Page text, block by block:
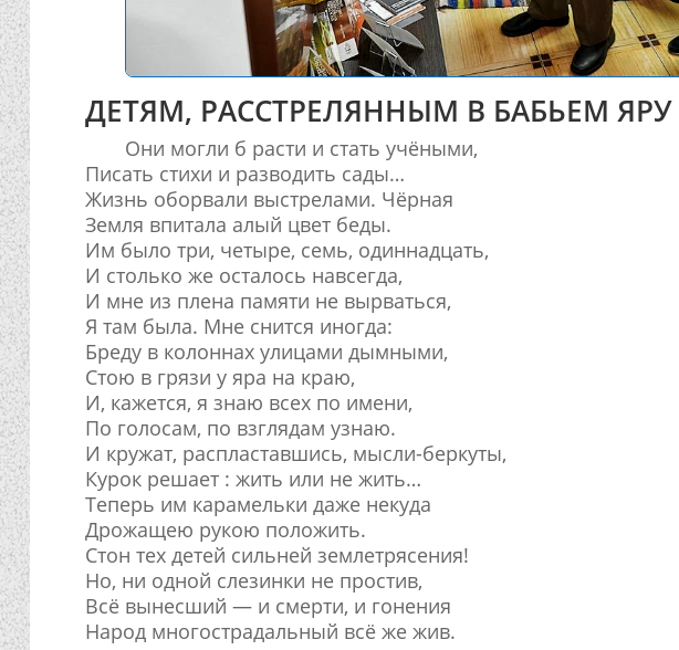
ДЕТЯМ, РАССТРЕЛЯННЫМ В БАБЬЕМ ЯРУ
Они могли б расти и стать учёными,
Писать стихи и разводить сады…
Жизнь оборвали выстрелами. Чёрная
Земля впитала алый цвет беды.
Им было три, четыре, семь, одиннадцать,
И столько же осталось навсегда,
И мне из плена памяти не вырваться,
Я там была. Мне снится иногда:
Бреду в колоннах улицами дымными,
Стою в грязи у яра на краю,
И, кажется, я знаю всех по имени,
По голосам, по взглядам узнаю.
И кружат, распластавшись, мысли-беркуты,
Курок решает : жить или не жить…
Теперь им карамельки даже некуда
Дрожащею рукою положить.
Стон тех детей сильней землетрясения!
Но, ни одной слезинки не простив,
Всё вынесший — и смерти, и гонения
Народ многострадальный всё же жив.